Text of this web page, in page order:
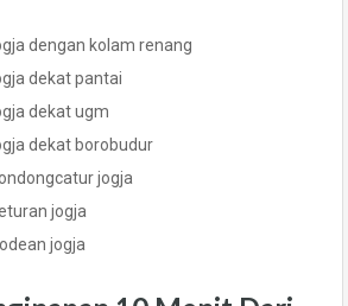
dengan kolam renang
dekat pantai
dekat ugm
dekat borobudur
jogja
jogja
jogja